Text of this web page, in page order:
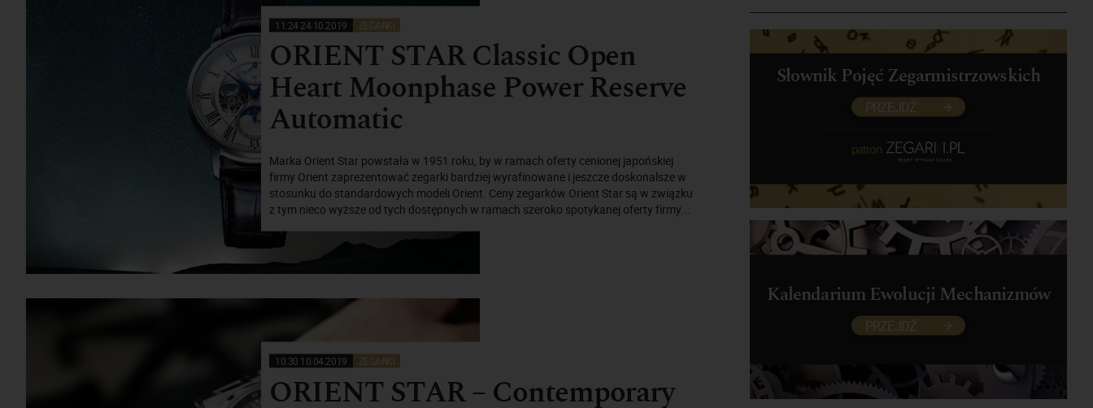
11:24 24.10.2019 ZEGARKI
ORIENT STAR Classic Open
Heart Moonphase Power Reserve
Automatic
Marka Orient Star powstała w 1951 roku, by w ramach oferty cenionej japońskiej
firmy Orient zaprezentować zegarki bardziej wyrafinowane i jeszcze doskonalsze w
stosunku do standardowych modeli Orient. Ceny zegarków Orient Star są w związku
z tym nieco wyższe od tych dostępnych w ramach szeroko spotykanej oferty firmy...
10:30 10.04.2019 ZEGARKI
ORIENT STAR – Contemporary
Słownik Pojęć Zegarmistrzowskich
PRZEJDŹ
patron
Kalendarium Ewolucji Mechanizmów
PRZEJDŹ